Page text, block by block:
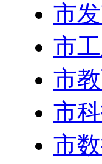
市
市
市
市
市